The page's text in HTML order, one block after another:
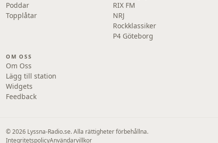
Poddar
Topplåtar
RIX FM
NRJ
Rockklassiker
P4 Göteborg
OM OSS
Om Oss
Lägg till station
Widgets
Feedback
© 2026 Lyssna-Radio.se. Alla rättigheter förbehållna.
IntegritetspolicyAnvändarvillkor